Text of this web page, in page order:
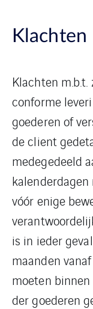
Klachten
Klachten
conforme
goederen of
de client
medegedeeld
vóór enige
is in ieder
maanden
moeten
der goederen